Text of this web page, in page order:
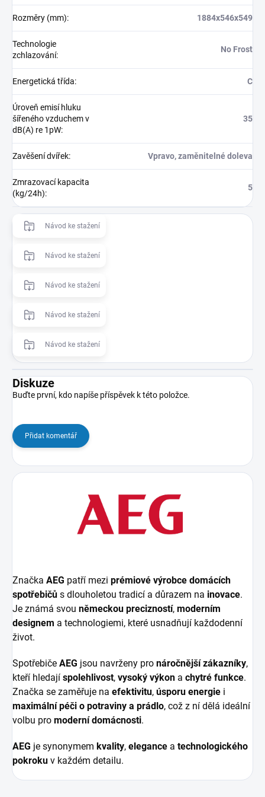
Rozměry (mm): 1884x546x549
Technologie
zchlazování:
No Frost
Energetická třída: C
Úroveň emisí hluku
šířeného vzduchem v
dB(A) re 1pW:
35
Zavěšení dvířek: Vpravo, zaměnitelné doleva
Zmrazovací kapacita
(kg/24h):
5
Návod ke stažení
Návod ke stažení
Návod ke stažení
Návod ke stažení
Návod ke stažení
Diskuze
Buďte první, kdo napíše příspěvek k této položce.
Přidat komentář
Značka AEG patří mezi prémiové výrobce domácích
spotřebičů s dlouholetou tradicí a důrazem na inovace.
Je známá svou německou precizností, moderním
designem a technologiemi, které usnadňují každodenní
život.
Spotřebiče AEG jsou navrženy pro náročnější zákazníky,
kteří hledají spolehlivost, vysoký výkon a chytré funkce.
Značka se zaměřuje na efektivitu, úsporu energie i
maximální péči o potraviny a prádlo, což z ní dělá ideální
volbu pro moderní domácnosti.
AEG je synonymem kvality, elegance a technologického
pokroku v každém detailu.